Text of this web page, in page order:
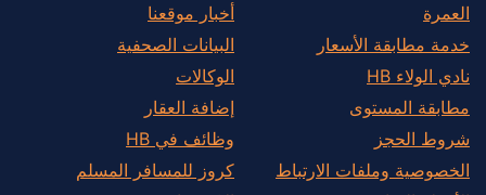
العمرة
خدمة مطابقة الأسعار
نادي الولاء HB
مطابقة المستوى
شروط الحجز
الخصوصية وملفات الارتباط
أخبار موقعنا
البيانات الصحفية
الوكالات
إضافة العقار
وظائف في HB
كروز للمسافر المسلم